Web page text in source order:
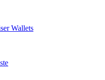
Wallets